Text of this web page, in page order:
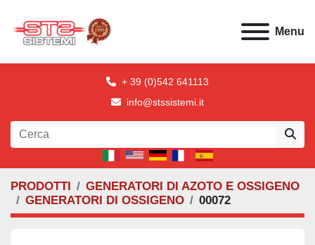
Menu
+ 39 (0)542 641113
info@stssistemi.it
PRODOTTI
GENERATORI DI AZOTO E OSSIGENO
GENERATORI DI OSSIGENO
00072